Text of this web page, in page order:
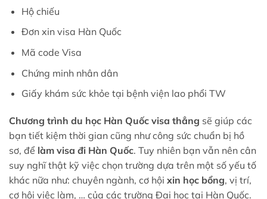
Hộ chiếu
Đơn xin visa Hàn Quốc
Mã code Visa
Chứng minh nhân dân
Giấy khám sức khỏe tại bệnh viện lao phổi TW
Chương trình du học Hàn Quốc visa thẳng sẽ giúp các
bạn tiết kiệm thời gian cũng như công sức chuẩn bị hồ
sơ, để làm visa đi Hàn Quốc. Tuy nhiên bạn vẫn nên cân
suy nghĩ thật kỹ việc chọn trường dựa trên một số yếu tố
khác nữa như: chuyên ngành, cơ hội xin học bổng, vị trí,
cơ hội việc làm, … của các trường Đại học tại Hàn Quốc.